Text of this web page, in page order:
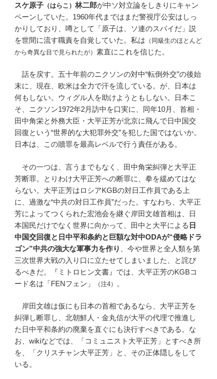
スケ原子 （はらこ） 林二郎が中ソ対立論をしきりにキャン
ペーンしていた。1960年代まではまだ警視庁公安はしっ
かりしており、噂として「原子は、ソ連のスパイだ」説
を世間に流す職責を自覚していた。私は （同級生のほとんど
から奇異な目で見られたが） 素直にこれを信じた。
話を戻す。五十年前のニクソンの対中“転倒外交”の後始
末に、現在、欧米は全力で汗を流している。が、日本は
何もしない。ウィグル人を助けようともしない。日本こ
そ、ニクソン1972年2月訪中を口実に、同年10月、首相・
田中角栄と外務大臣・大平正芳が北京に飛んで日中国交
回復という“世界的な大犯罪外交”を犯した国ではないか。
日本は、この贖罪を最高レベルで行う責任がある。
その一つは、言うまでもなく、田中角栄糾弾と大平正
芳断罪。とりわけ大平正芳への断罪に、拳を緩めてはな
らない。大平正芳はロシアKGBの対日工作員である上
に、過激な“中共の対日工作員”だった。すなわち、大平正
芳によってつくられた宏池会を継ぐ岸田文雄首相は、日
本国民だけでなく世界に向かって、田中と大平による 日
中国交回復と日中平和条約と巨額な対中ODAが“侵略ドラ
ゴン”中共の強大な軍事力を作り
、今や世界と全人類を第
三次世界大戦の入り口に立たせてしまいました、と詫び
るべきだ。『ミトロヒン文書』では、大平正芳のKGBコ
ード名は「FENフェン」
（注4） 。
岸田文雄は仮にも日本の首相であるなら、大平正芳を
糾弾し断罪し、北朝鮮人・金丸信が大平の代理で推進し
た日中平和条約の廃棄を直ぐにも決行すべきである。な
お、wikiなどでは、「コミュニスト大平正芳」とすべき所
を、「クリスチャン大平正芳」と、その正体隠しをして
いる。